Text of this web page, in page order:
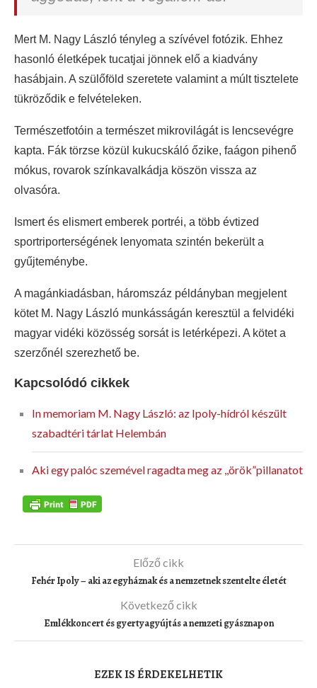
Mert M. Nagy László tényleg a szívével fotózik. Ehhez
hasonló életképek tucatjai jönnek elő a kiadvány
hasábjain. A szülőföld szeretete valamint a múlt tisztelete
tükröződik e felvételeken.
Természetfotóin a természet mikrovilágát is lencsevégre
kapta. Fák törzse közül kukucskáló őzike, faágon pihenő
mókus, rovarok színkavalkádja köszön vissza az
olvasóra.
Ismert és elismert emberek portréi, a több évtized
sportriporterségének lenyomata szintén bekerült a
gyűjteménybe.
A magánkiadásban, háromszáz példányban megjelent
kötet M. Nagy László munkásságán keresztül a felvidéki
magyar vidéki közösség sorsát is letérképezi. A kötet a
szerzőnél szerezhető be.
Kapcsolódó cikkek
In memoriam M. Nagy László: az Ipoly-hídról készült
szabadtéri tárlat Helembán
Aki egy palóc szemével ragadta meg az ,,örök”pillanatot
Előző cikk
Fehér Ipoly – aki az egyháznak és a nemzetnek szentelte életét
Következő cikk
Emlékkoncert és gyertyagyújtás a nemzeti gyásznapon
EZEK IS ÉRDEKELHETIK